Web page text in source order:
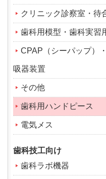
クリニック診察室・待
歯科用模型・歯科実習
CPAP（シーパップ）
吸器装置
その他
歯科用ハンドピース
電気メス
歯科技工向け
歯科ラボ機器